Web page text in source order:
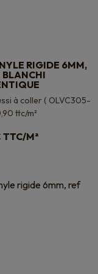
RIGIDE 6MM,
BLANCHI
à coller ( OLVC305-
ttc/m²
TTC/M²